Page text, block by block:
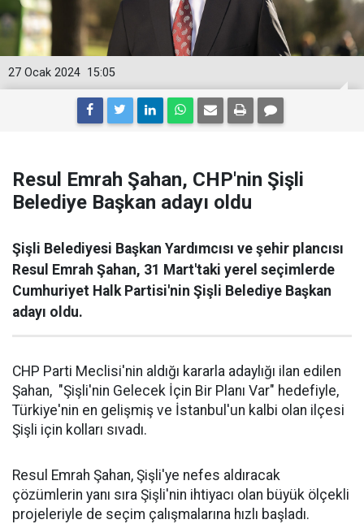
15:05
27 Ocak 2024
Resul Emrah Şahan, CHP'nin Şişli
Belediye Başkan adayı oldu
Şişli Belediyesi Başkan Yardımcısı ve şehir plancısı
Resul Emrah Şahan, 31 Mart'taki yerel seçimlerde
Cumhuriyet Halk Partisi'nin Şişli Belediye Başkan
adayı oldu.
CHP Parti Meclisi'nin aldığı kararla adaylığı ilan edilen
Şahan, "Şişli'nin Gelecek İçin Bir Planı Var" hedefiyle,
Türkiye'nin en gelişmiş ve İstanbul'un kalbi olan ilçesi
Şişli için kolları sıvadı.
Resul Emrah Şahan, Şişli'ye nefes aldıracak
çözümlerin yanı sıra Şişli'nin ihtiyacı olan büyük ölçekli
projeleriyle de seçim çalışmalarına hızlı başladı.